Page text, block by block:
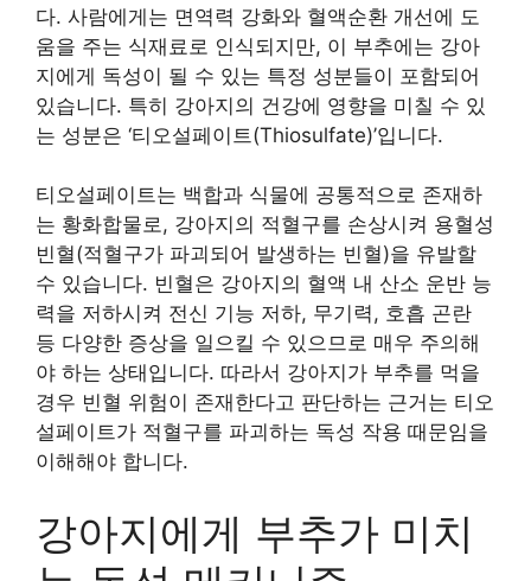
다. 사람에게는 면역력 강화와 혈액순환 개선에 도
움을 주는 식재료로 인식되지만, 이 부추에는 강아
지에게 독성이 될 수 있는 특정 성분들이 포함되어
있습니다. 특히 강아지의 건강에 영향을 미칠 수 있
는 성분은 ‘티오설페이트(Thiosulfate)’입니다.
티오설페이트는 백합과 식물에 공통적으로 존재하
는 황화합물로, 강아지의 적혈구를 손상시켜 용혈성
빈혈(적혈구가 파괴되어 발생하는 빈혈)을 유발할
수 있습니다. 빈혈은 강아지의 혈액 내 산소 운반 능
력을 저하시켜 전신 기능 저하, 무기력, 호흡 곤란
등 다양한 증상을 일으킬 수 있으므로 매우 주의해
야 하는 상태입니다. 따라서 강아지가 부추를 먹을
경우 빈혈 위험이 존재한다고 판단하는 근거는 티오
설페이트가 적혈구를 파괴하는 독성 작용 때문임을
이해해야 합니다.
강아지에게 부추가 미치